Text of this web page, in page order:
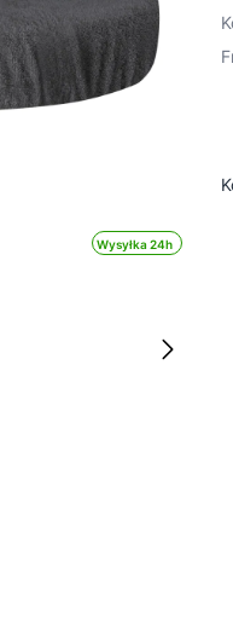
Wysyłka 24h